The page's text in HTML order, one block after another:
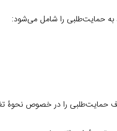
حمایت‌طلبی را شامل می‌شود:
حمایت‌طلبی را در خصوص نحوۀ